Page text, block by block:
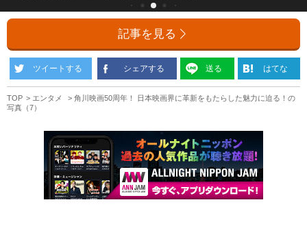
記事を見る
ツイートする シェアする 送る はてな
TOP エンタメ
角川映画50周年！ 日本映画界に革新をもたらした魅力に迫る！の
写真（7）